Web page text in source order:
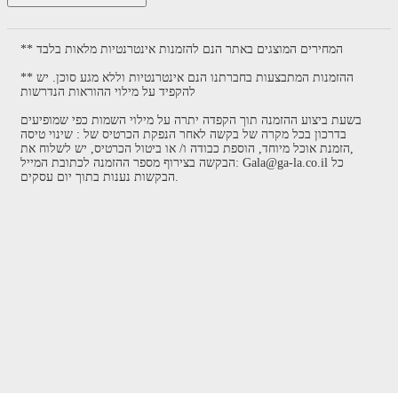
** המחירים המוצגים באתר הנם להזמנות אינטרנטיות מלאות בלבד
** ההזמנות המתבצעות בחברתנו הנם אינטרנטיות וללא מגע סוכן. יש
להקפיד על מילוי ההוראות הנדרשות
בשעת ביצוע ההזמנה תוך הקפדה יתרה על מילוי השמות כפי שמופיעים
בדרכון בכל מקרה של בקשה לאחר הנפקת הכרטיס של : שינוי טיסה
,הזמנת אוכל מיוחד, הוספת כבודה ו/ או ביטול הכרטיס, יש לשלוח את
הבקשה בצירוף מספר ההזמנה לכתובת המייל: Gala@ga-la.co.il כל
הבקשות נענות בתוך יום עסקים.